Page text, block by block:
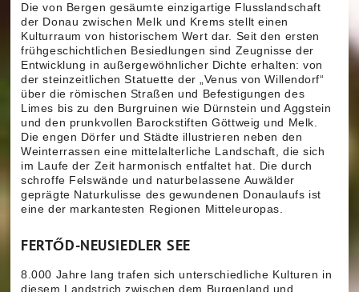
Die von Bergen gesäumte einzigartige Flusslandschaft
der Donau zwischen Melk und Krems stellt einen
Kulturraum von historischem Wert dar. Seit den ersten
frühgeschichtlichen Besiedlungen sind Zeugnisse der
Entwicklung in außergewöhnlicher Dichte erhalten: von
der steinzeitlichen Statuette der „Venus von Willendorf“
über die römischen Straßen und Befestigungen des
Limes bis zu den Burgruinen wie Dürnstein und Aggstein
und den prunkvollen Barockstiften Göttweig und Melk.
Die engen Dörfer und Städte illustrieren neben den
Weinterrassen eine mittelalterliche Landschaft, die sich
im Laufe der Zeit harmonisch entfaltet hat. Die durch
schroffe Felswände und naturbelassene Auwälder
geprägte Naturkulisse des gewundenen Donaulaufs ist
eine der markantesten Regionen Mitteleuropas.
FERTŐD-NEUSIEDLER SEE
8.000 Jahre lang trafen sich unterschiedliche Kulturen in
diesem Landstrich zwischen dem Burgenland und